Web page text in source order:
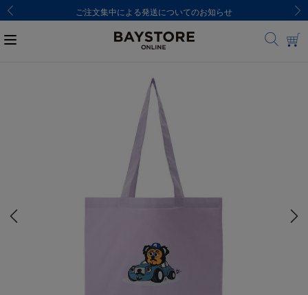
ご注文集中による発送についてのお知らせ